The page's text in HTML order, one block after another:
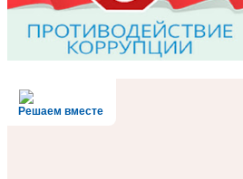
Решаем вместе